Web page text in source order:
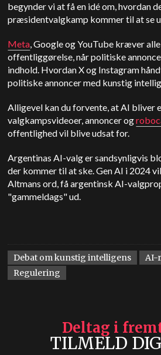
begynder vi at få en idé om, hvordan
præsidentvalgkamp kommer til at se
Meta, Google og YouTube kræver
offentliggørelse, når politiske
indhold. Hvordan X og Instagram
politiske annoncer med kunstig
Alligevel kan du forvente, at AI bliver
valgkampsvideoer, annoncer og
offentlighed vil blive udsat for.
Argentinas AI-valg er sandsynligvis
der kommer til at ske. Gen AI i 2024
Altmans ord, få argentinsk AI-
"gammeldags" ud.
Debat om kunstig intelligens AI-
Regulering
Deltag i
TILMELD